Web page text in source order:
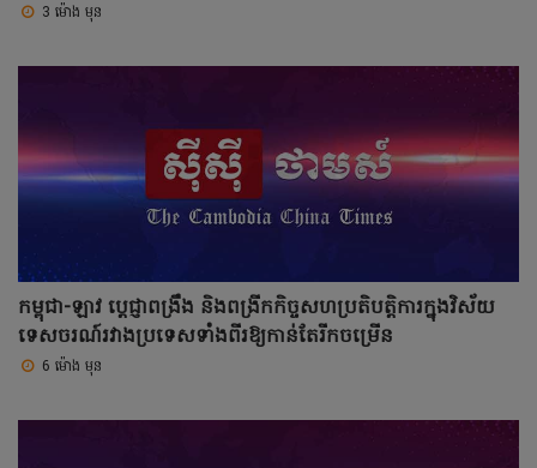
3 ម៉ោង មុន
កម្ពុជា-ឡាវ ប្ដេជ្ញាពង្រឹង និងពង្រីកកិច្ចសហប្រតិបត្តិការក្នុងវិស័យ
ទេសចរណ៍រវាងប្រទេសទាំងពីរឱ្យកាន់តែរីកចម្រើន
6 ម៉ោង មុន